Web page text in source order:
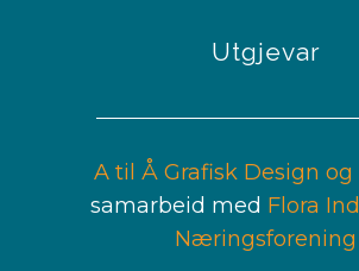
Utgjevar
A til Å Grafisk Design og
samarbeid med Flora
Næringsforening